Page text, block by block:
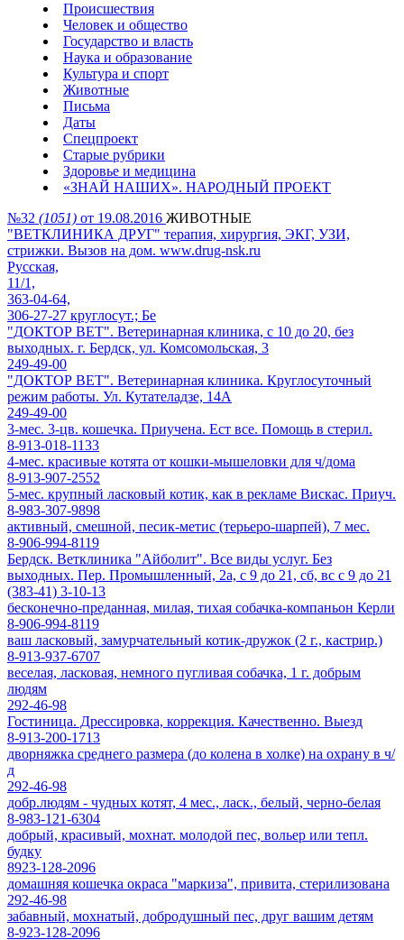
Происшествия
Человек и общество
Государство и власть
Наука и образование
Культура и спорт
Животные
Письма
Даты
Спецпроект
Старые рубрики
Здоровье и медицина
«ЗНАЙ НАШИХ». НАРОДНЫЙ ПРОЕКТ
№32 (1051) от 19.08.2016 ЖИВОТНЫЕ
"ВЕТКЛИНИКА ДРУГ" терапия, хирургия, ЭКГ, УЗИ,
стрижки. Вызов на дом. www.drug-nsk.ru
Русская,
11/1,
363-04-64,
306-27-27 круглосут.; Бе
"ДОКТОР ВЕТ". Ветеринарная клиника, с 10 до 20, без
выходных. г. Бердск, ул. Комсомольская, 3
249-49-00
"ДОКТОР ВЕТ". Ветеринарная клиника. Круглосуточный
режим работы. Ул. Кутателадзе, 14А
249-49-00
3-мес. 3-цв. кошечка. Приучена. Ест все. Помощь в стерил.
8-913-018-1133
4-мес. красивые котята от кошки-мышеловки для ч/дома
8-913-907-2552
5-мес. крупный ласковый котик, как в рекламе Вискас. Приуч.
8-983-307-9898
активный, смешной, песик-метис (терьеро-шарпей), 7 мес.
8-906-994-8119
Бердск. Ветклиника "Айболит". Все виды услуг. Без
выходных. Пер. Промышленный, 2а, с 9 до 21, сб, вс с 9 до 21
(383-41) 3-10-13
бесконечно-преданная, милая, тихая собачка-компаньон Керли
8-906-994-8119
ваш ласковый, замурчательный котик-дружок (2 г., кастрир.)
8-913-937-6707
веселая, ласковая, немного пугливая собачка, 1 г. добрым
людям
292-46-98
Гостиница. Дрессировка, коррекция. Качественно. Выезд
8-913-200-1713
дворняжка среднего размера (до колена в холке) на охрану в ч/
д
292-46-98
добр.людям - чудных котят, 4 мес., ласк., белый, черно-белая
8-983-121-6304
добрый, красивый, мохнат. молодой пес, вольер или тепл.
будку
8923-128-2096
домашняя кошечка окраса "маркиза", привита, стерилизована
292-46-98
забавный, мохнатый, добродушный пес, друг вашим детям
8-923-128-2096